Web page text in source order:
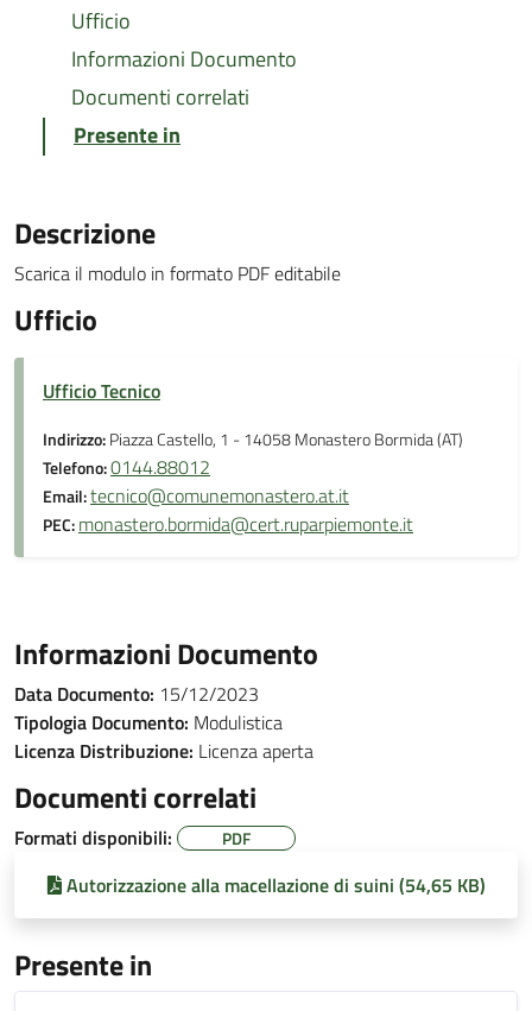
Ufficio
Informazioni Documento
Documenti correlati
Presente in
Descrizione
Scarica il modulo in formato PDF editabile
Ufficio
Ufficio Tecnico
Indirizzo:Piazza Castello, 1 - 14058 Monastero Bormida (AT)
Telefono:0144.88012
Email:tecnico@comunemonastero.at.it
PEC:monastero.bormida@cert.ruparpiemonte.it
Informazioni Documento
Data Documento: 15/12/2023
Tipologia Documento: Modulistica
Licenza Distribuzione: Licenza aperta
Documenti correlati
Formati disponibili: PDF
Autorizzazione alla macellazione di suini (54,65 KB)
Presente in